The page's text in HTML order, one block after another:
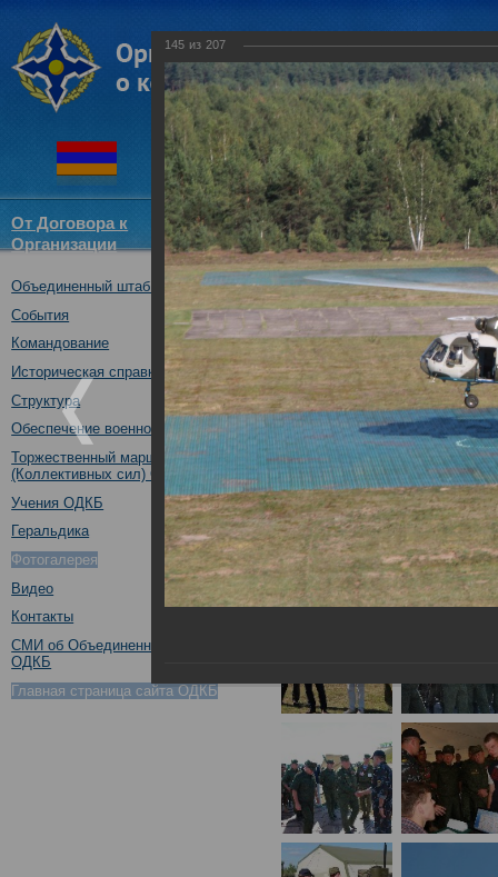
От Договора к
Организации
Структура
ОДКБ
Новости
Объединенный штаб ОДКБ
События
Командование
Историческая справка
Структура
Обеспечение военной безопасности
Торжественный марш Войск
(Коллективных сил) ОДКБ
Учения ОДКБ
Геральдика
Фотогалерея
Видео
Контакты
СМИ об Объединенном штабе
ОДКБ
Главная страница сайта ОДКБ
Совместное учение с
"Нерушимое братство-2016"
23.08.2016
145 из 207